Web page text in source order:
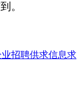
。
业招聘供求信息求